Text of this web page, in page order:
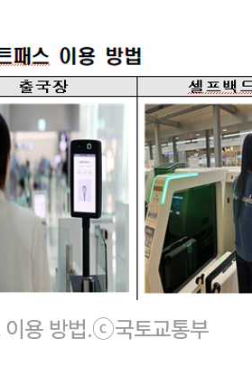
이용 방법.ⓒ국토교통부